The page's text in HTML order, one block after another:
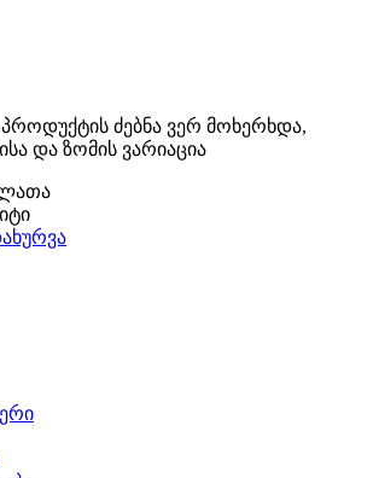
ძებნა ვერ მოხერხდა,
და ზომის ვარიაცია